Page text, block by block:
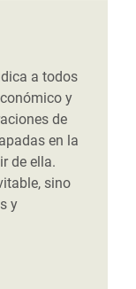
a todos
y
de
en la
de ella.
sino
y